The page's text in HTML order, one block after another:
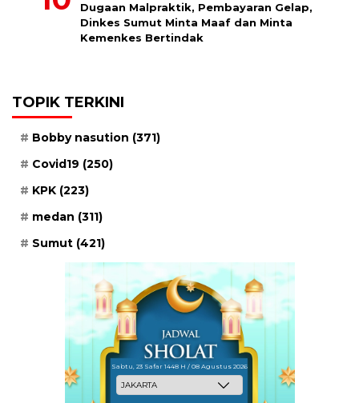
Dugaan Malpraktik, Pembayaran Gelap,
Dinkes Sumut Minta Maaf dan Minta
Kemenkes Bertindak
TOPIK TERKINI
Bobby nasution (371)
Covid19 (250)
KPK (223)
medan (311)
Sumut (421)
Sabtu, 23 Safar 1448 H / 08 Agustus 2026